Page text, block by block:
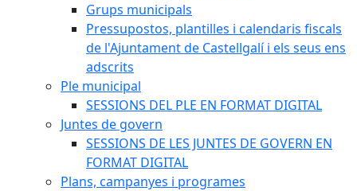
Grups municipals
Pressupostos, plantilles i calendaris fiscals
de l'Ajuntament de Castellgalí i els seus ens
adscrits
Ple municipal
SESSIONS DEL PLE EN FORMAT DIGITAL
Juntes de govern
SESSIONS DE LES JUNTES DE GOVERN EN
FORMAT DIGITAL
Plans, campanyes i programes